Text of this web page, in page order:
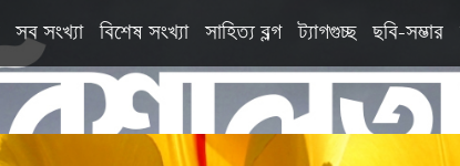
সব সংখ্যা বিশেষ সংখ্যা সাহিত্য ব্লগ ট্যাগগুচ্ছ ছবি-সম্ভার